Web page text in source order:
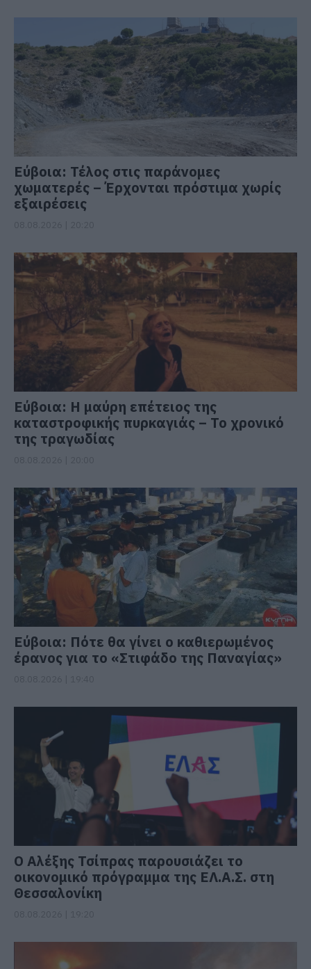
Εύβοια: Τέλος στις παράνομες
χωματερές – Έρχονται πρόστιμα χωρίς
εξαιρέσεις
Εύβοια: Η μαύρη επέτειος της
καταστροφικής πυρκαγιάς – Το χρονικό
της τραγωδίας
Εύβοια: Πότε θα γίνει ο καθιερωμένος
έρανος για το «Στιφάδο της Παναγίας»
Ο Αλέξης Τσίπρας παρουσιάζει το
οικονομικό πρόγραμμα της ΕΛ.Α.Σ. στη
Θεσσαλονίκη